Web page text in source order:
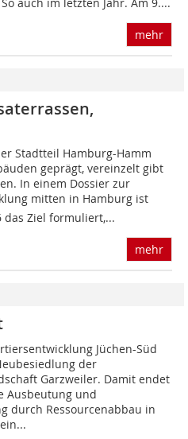
mehr
Stadtteil Hamburg-Hamm
geprägt, vereinzelt gibt
In einem Dossier zur
mitten in Hamburg ist
das Ziel formuliert,...
mehr
Jüchen-Süd
der
Garzweiler. Damit endet
Ausbeutung und
durch Ressourcenabbau in